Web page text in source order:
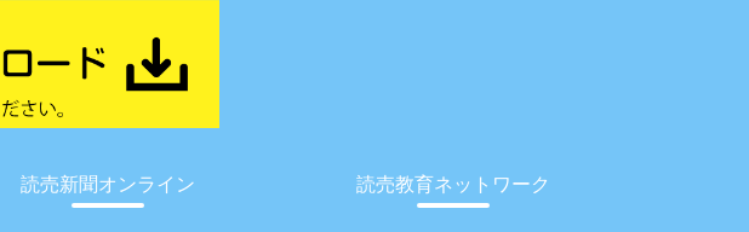
読売新聞オンライン 読売教育ネットワーク